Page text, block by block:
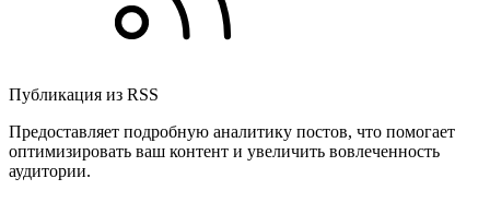
Публикация из RSS
Предоставляет подробную аналитику постов, что помогает
оптимизировать ваш контент и увеличить вовлеченность
аудитории.